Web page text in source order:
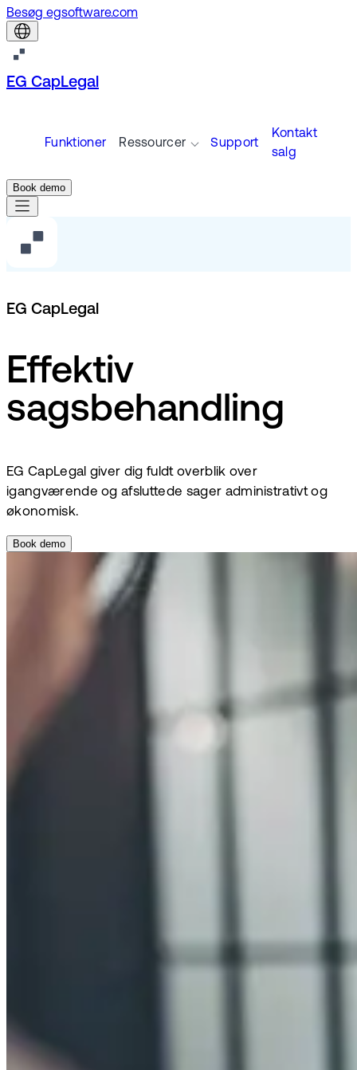
Besøg egsoftware.com
EG CapLegal
Funktioner Ressourcer Support
Kontakt
salg
Book demo
EG CapLegal
Effektiv
sagsbehandling
EG CapLegal giver dig fuldt overblik over
igangværende og afsluttede sager administrativt og
økonomisk.
Book demo